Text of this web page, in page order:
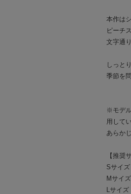
本作は
ピーチ
文字通
しっと
季節を
※モデ
用して
あらか
【推奨
Sサイ
Mサイ
Lサイズ